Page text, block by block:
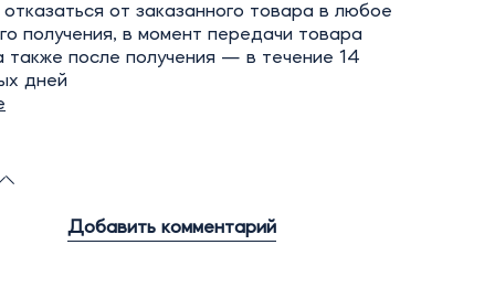
от заказанного товара в любое
получения, в момент передачи товара
также после получения — в течение 14
дней
Добавить комментарий